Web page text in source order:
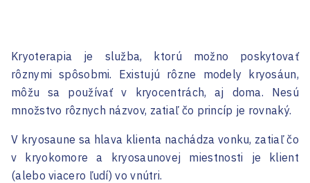
Kryoterapia je služba, ktorú možno poskytovať
rôznymi spôsobmi. Existujú rôzne modely kryosáun,
môžu sa používať v kryocentrách, aj doma. Nesú
množstvo rôznych názvov, zatiaľ čo princíp je rovnaký.
V kryosaune sa hlava klienta nachádza vonku, zatiaľ čo
v kryokomore a kryosaunovej miestnosti je klient
(alebo viacero ľudí) vo vnútri.